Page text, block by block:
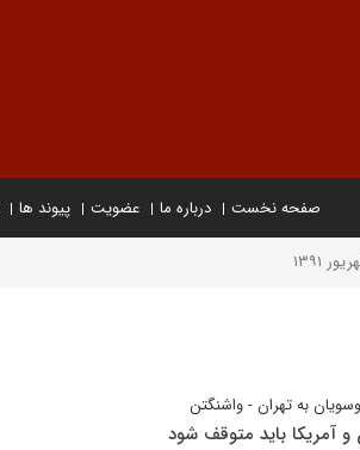
صفحه نخست درباره ما عضویت پیوند ها
۱۳۹۱
به تهران - واشنگتن
آمریکا باید متوقف شود